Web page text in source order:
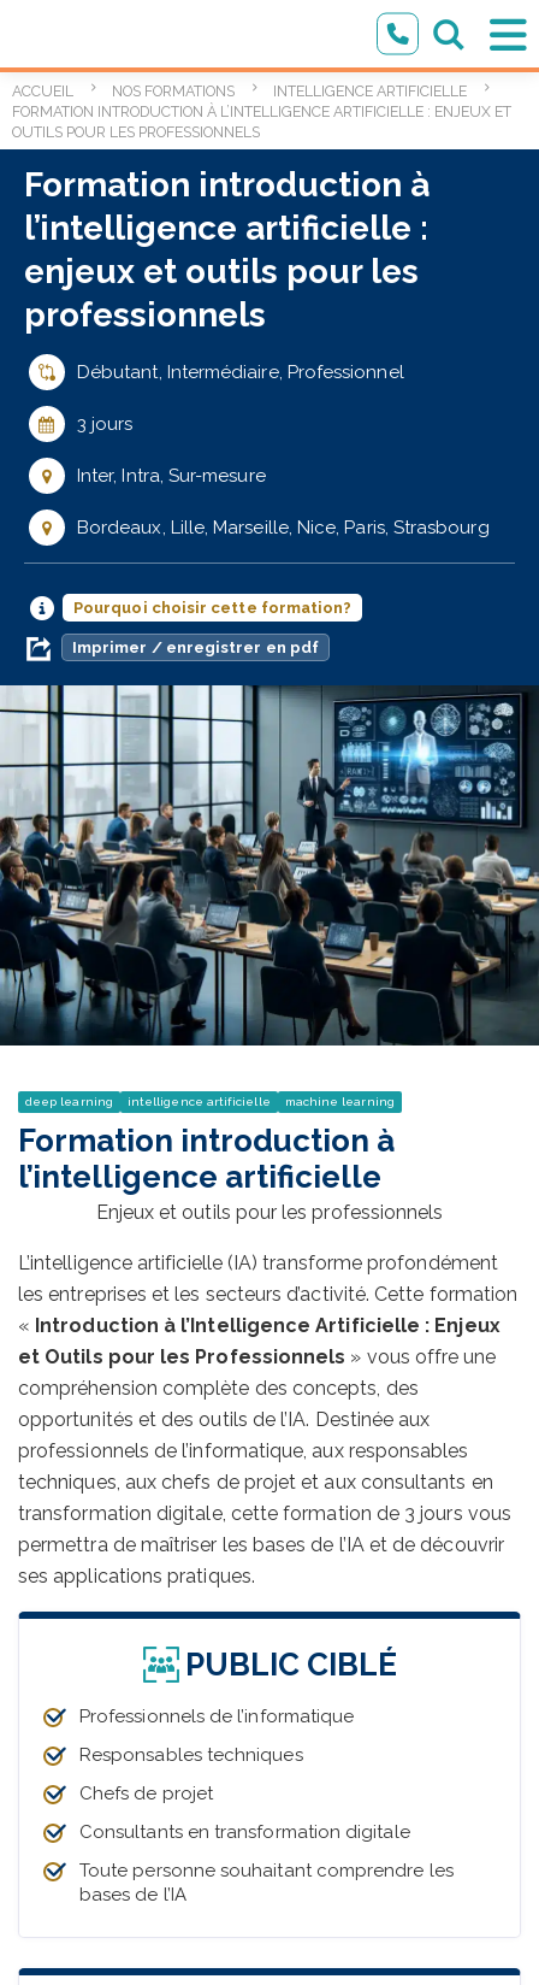
ACCUEIL NOS FORMATIONS
INTELLIGENCE ARTIFICIELLE
FORMATION INTRODUCTION À L’INTELLIGENCE ARTIFICIELLE : ENJEUX ET
OUTILS POUR LES PROFESSIONNELS
Formation introduction à
l’intelligence artificielle :
enjeux et outils pour les
professionnels
Débutant, Intermédiaire, Professionnel
3 jours
Inter, Intra, Sur-mesure
Bordeaux, Lille, Marseille, Nice, Paris, Strasbourg
Pourquoi choisir cette formation?
Imprimer / enregistrer en pdf
deep learning intelligence artificielle machine learning
Formation introduction à
l’intelligence artificielle
Enjeux et outils pour les professionnels
L’intelligence artificielle (IA) transforme profondément
les entreprises et les secteurs d’activité. Cette formation
« Introduction à l’Intelligence Artificielle : Enjeux
et Outils pour les Professionnels » vous offre une
compréhension complète des concepts, des
opportunités et des outils de l’IA. Destinée aux
professionnels de l’informatique, aux responsables
techniques, aux chefs de projet et aux consultants en
transformation digitale, cette formation de 3 jours vous
permettra de maîtriser les bases de l’IA et de découvrir
ses applications pratiques.
PUBLIC CIBLÉ
Professionnels de l’informatique
Responsables techniques
Chefs de projet
Consultants en transformation digitale
Toute personne souhaitant comprendre les
bases de l’IA